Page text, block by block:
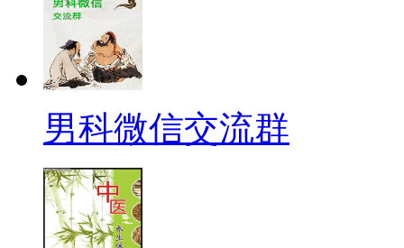
男科微信交流群